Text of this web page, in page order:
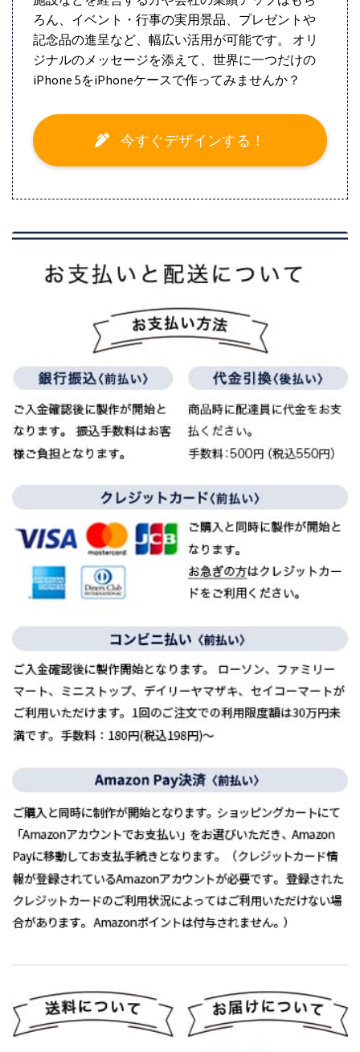
ろん、イベント・行事の実用景品、プレゼントや
記念品の進呈など、幅広い活用が可能です。 オリ
ジナルのメッセージを添えて、世界に一つだけの
iPhone 5をiPhoneケースで作ってみませんか？
今すぐデザインする！